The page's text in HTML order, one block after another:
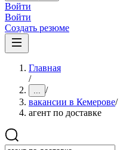
Войти
Войти
Создать резюме
Главная
/
... /
вакансии в Кемерове/
агент по доставке